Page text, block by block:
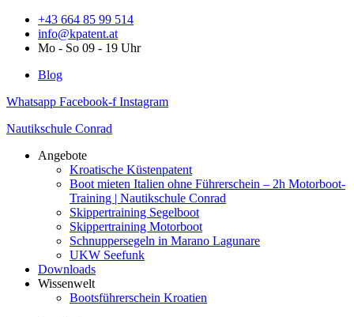
Zum
Inhalt
springen
+43 664 85 99 514
info@kpatent.at
Mo - So 09 - 19 Uhr
Blog
Whatsapp Facebook-f Instagram
Nautikschule Conrad
Angebote
Kroatische Küstenpatent
Boot mieten Italien ohne Führerschein – 2h Motorboot-
Training | Nautikschule Conrad
Skippertraining Segelboot
Skippertraining Motorboot
Schnuppersegeln in Marano Lagunare
UKW Seefunk
Downloads
Wissenwelt
Bootsführerschein Kroatien